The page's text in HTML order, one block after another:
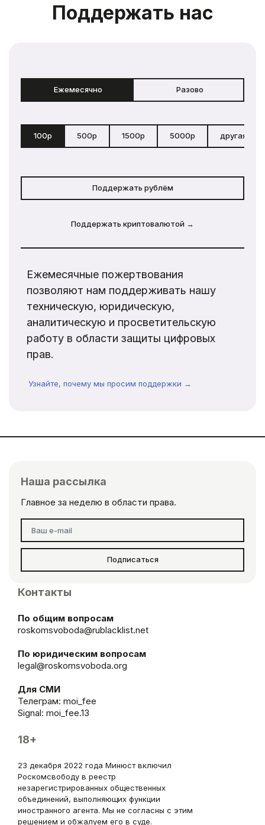
Поддержать нас
Ежемесячно Разово
100р 500р 1500р 5000р другая
Поддержать рублём
Поддержать криптовалютой →
Ежемесячные пожертвования
позволяют нам поддерживать нашу
техническую, юридическую,
аналитическую и просветительскую
работу в области защиты цифровых
прав.
Узнайте, почему мы просим поддержки →
Наша рассылка
Главное за неделю в области права.
Подписаться
Контакты
По общим вопросам
roskomsvoboda@rublacklist.net
По юридическим вопросам
legal@roskomsvoboda.org
Для СМИ
Телеграм: moi_fee
Signal: moi_fee.13
18+
23 декабря 2022 года Минюст включил
Роскомсвободу в реестр
незарегистрированных общественных
объединений, выполняющих функции
иностранного агента. Мы не согласны с этим
решением и обжалуем его в суде.